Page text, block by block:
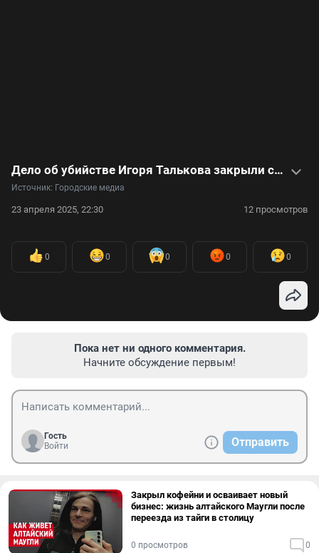
Дело об убийстве Игоря Талькова закрыли спустя 33,5 года: видео
Источник: Городские медиа
23 апреля 2025, 22:30 12 просмотров
0 0 0 0 0
Пока нет ни одного комментария.
Начните обсуждение первым!
Гость
Войти
Отправить
Закрыл кофейни и осваивает новый
бизнес: жизнь алтайского Маугли после
переезда из тайги в столицу
0 просмотров 0